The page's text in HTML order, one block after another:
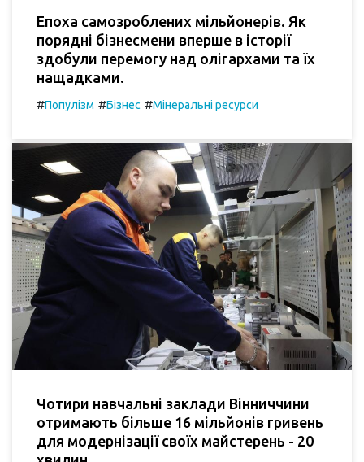
Епоха самозроблених мільйонерів. Як
порядні бізнесмени вперше в історії
здобули перемогу над олігархами та їх
нащадками.
#Популізм #Бізнес #Мінеральні ресурси
Чотири навчальні заклади Вінниччини
отримають більше 16 мільйонів гривень
для модернізації своїх майстерень - 20